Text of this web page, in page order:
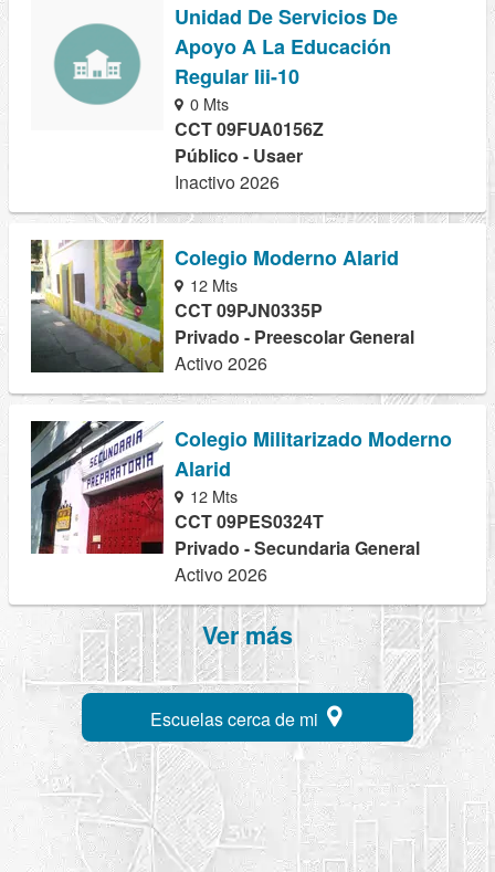
Unidad De Servicios De
Apoyo A La Educación
Regular Iii-10
0 Mts
CCT 09FUA0156Z
Público - Usaer
Inactivo 2026
Colegio Moderno Alarid
12 Mts
CCT 09PJN0335P
Privado - Preescolar General
Activo 2026
Colegio Militarizado Moderno
Alarid
12 Mts
CCT 09PES0324T
Privado - Secundaria General
Activo 2026
Ver más
Escuelas cerca de mi